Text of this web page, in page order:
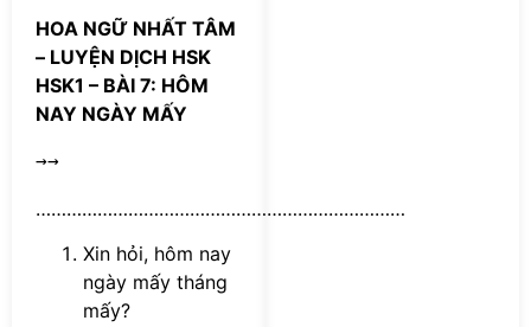
HOA NGỮ NHẤT TÂM
– LUYỆN DỊCH HSK
HSK1 – BÀI 7: HÔM
NAY NGÀY MẤY
→→
………………………………………………………………
Xin hỏi, hôm nay
ngày mấy tháng
mấy?